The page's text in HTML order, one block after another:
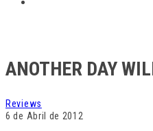
ANOTHER DAY
Reviews
6 de Abril de 2012